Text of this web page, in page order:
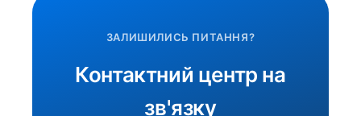
ЗАЛИШИЛИСЬ ПИТАННЯ?
Контактний центр на
зв'язку